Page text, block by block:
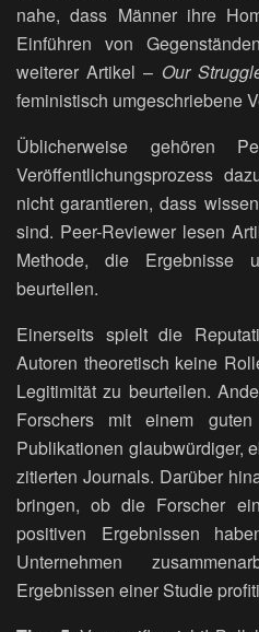
nahe, dass Männer ihre
Einführen von
weiterer Artikel – Our
feministisch umgeschriebene
Üblicherweise gehören
Veröffentlichungsprozess
nicht garantieren, dass
sind. Peer-Reviewer lesen
Methode, die Ergebnisse
beurteilen.
Einerseits spielt die
Autoren theoretisch keine
Legitimität zu beurteilen.
Forschers mit einem
Publikationen glaubwürdiger,
zitierten Journals. Darüber
bringen, ob die Forscher
positiven Ergebnissen
Unternehmen
Ergebnissen einer Studie